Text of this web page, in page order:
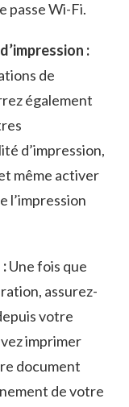
passe Wi-Fi.
⁢:
de
également
d’impression,
même activer
​l’impression
Une fois que
assurez-
votre
imprimer
document
de votre